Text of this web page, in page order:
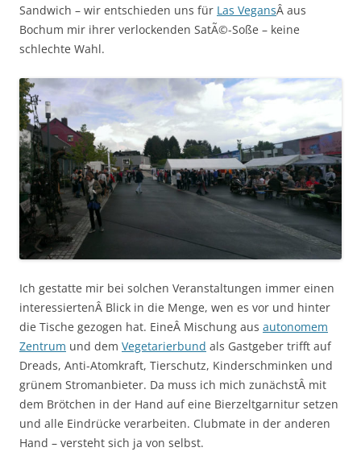
Sandwich – wir entschieden uns für Las VegansÂ aus
Bochum mir ihrer verlockenden SatÃ©-Soße – keine
schlechte Wahl.
Ich gestatte mir bei solchen Veranstaltungen immer einen
interessiertenÂ Blick in die Menge, wen es vor und hinter
die Tische gezogen hat. EineÂ Mischung aus autonomem
Zentrum und dem Vegetarierbund als Gastgeber trifft auf
Dreads, Anti-Atomkraft, Tierschutz, Kinderschminken und
grünem Stromanbieter. Da muss ich mich zunächstÂ mit
dem Brötchen in der Hand auf eine Bierzeltgarnitur setzen
und alle Eindrücke verarbeiten. Clubmate in der anderen
Hand – versteht sich ja von selbst.